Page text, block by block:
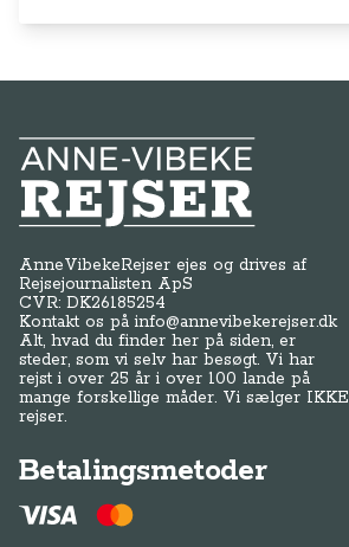
Anne-Vibeke Rejser
AnneVibekeRejser ejes og drives af
Rejsejournalisten ApS
CVR: DK26185254
Kontakt os påinfo@annevibekerejser.dk
Alt, hvad du finder her på siden, er
steder, som vi selv har besøgt. Vi har
rejst i over 25 år i over 100 lande på
mange forskellige måder. Vi sælger IKKE
rejser.
Betalingsmetoder